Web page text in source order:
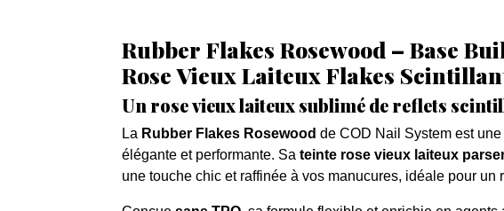
Rubber Flakes Rosewood – Base
Rose Vieux Laiteux Flakes
Un rose vieux laiteux sublimé de reflets
La Rubber Flakes Rosewood de COD Nail System est
élégante et performante. Sa teinte rose vieux laiteux
une touche chic et raffinée à vos manucures, idéale pour un